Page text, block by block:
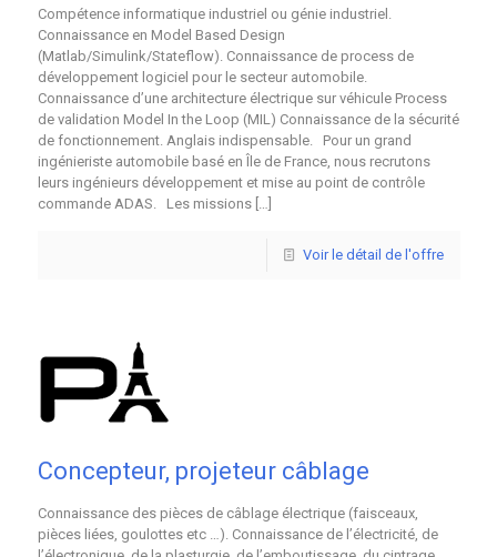
Compétence informatique industriel ou génie industriel.
Connaissance en Model Based Design
(Matlab/Simulink/Stateflow). Connaissance de process de
développement logiciel pour le secteur automobile.
Connaissance d’une architecture électrique sur véhicule Process
de validation Model In the Loop (MIL) Connaissance de la sécurité
de fonctionnement. Anglais indispensable. Pour un grand
ingénieriste automobile basé en Île de France, nous recrutons
leurs ingénieurs développement et mise au point de contrôle
commande ADAS. Les missions[…]
Voir le détail de l'offre
Concepteur, projeteur câblage
Connaissance des pièces de câblage électrique (faisceaux,
pièces liées, goulottes etc …). Connaissance de l’électricité, de